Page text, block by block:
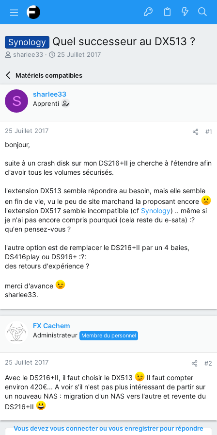
Synology Quel successeur au DX513 ?
A
e
u
r
d
u
s
u
t
sharlee33
D
e
e
d
b
25 Juillet 2017
Matériels compatibles
S sharlee33
Apprenti
25 Juillet 2017 #1
bonjour,
suite à un crash disk sur mon DS216+II je cherche à l'étendre afin
d'avoir tous les volumes sécurisés.
l'extension DX513 semble répondre au besoin, mais elle semble
en fin de vie, vu le peu de site marchand la proposant encore
l'extension DX517 semble incompatible (cf Synology) .. même si
je n'ai pas encore compris pourquoi (cela reste du e-sata) :?
qu'en pensez-vous ?
l'autre option est de remplacer le DS216+II par un 4 baies,
DS416play ou DS916+ :?:
des retours d'expérience ?
merci d'avance
sharlee33.
FX Cachem
Administrateur Membre du personnel
25 Juillet 2017 #2
Avec le DS216+II, il faut choisir le DX513
Il faut compter
environ 420€... A voir s'il n'est pas plus intéressant de partir sur
un nouveau NAS : migration d'un NAS vers l'autre et revente du
DS216+II
Vous devez vous connecter ou vous enregistrer pour répondre